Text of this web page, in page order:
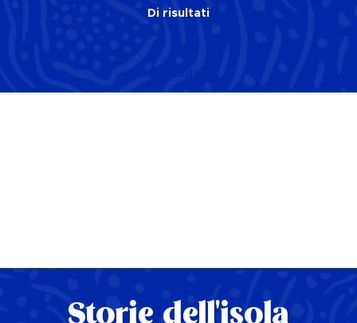
Di risultati